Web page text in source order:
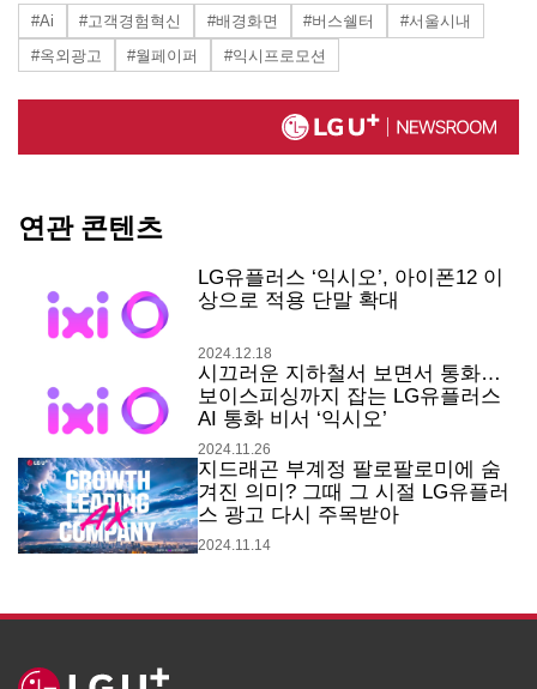
#Ai #고객경험혁신 #배경화면 #버스쉘터
#서울시내
#옥외광고
#월페이퍼 #익시프로모션
연관 콘텐츠
LG유플러스 ‘익시오’, 아이폰12 이
상으로 적용 단말 확대
2024.12.18
시끄러운 지하철서 보면서 통화…
보이스피싱까지 잡는 LG유플러스
AI 통화 비서 ‘익시오’
2024.11.26
지드래곤 부계정 팔로팔로미에 숨
겨진 의미? 그때 그 시절 LG유플러
스 광고 다시 주목받아
2024.11.14